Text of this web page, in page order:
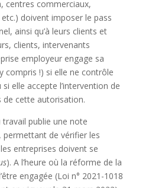
centres commerciaux,
doivent imposer le pass
ainsi qu’à leurs clients et
clients, intervenants
employeur engage sa
compris !) si elle ne contrôle
elle accepte l’intervention de
de cette autorisation.
publie une note
permettant de vérifier les
entreprises doivent se
). A l’heure où la réforme de la
engagée (Loi n° 2021-1018